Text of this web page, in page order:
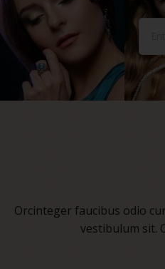
Orcinteger faucibus odio
vestibulum sit.